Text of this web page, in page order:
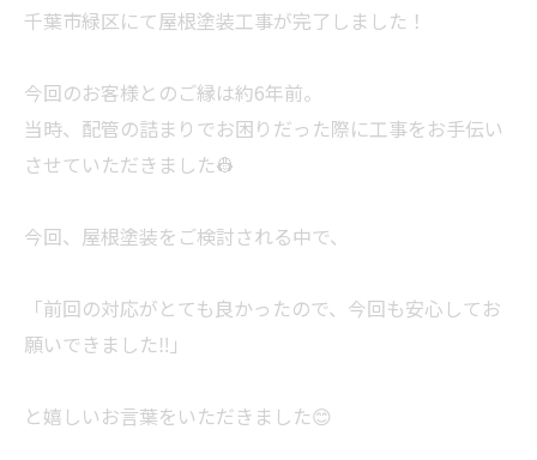
千葉市緑区にて屋根塗装工事が完了しました！
今回のお客様とのご縁は約6年前。
当時、配管の詰まりでお困りだった際に工事をお手伝い
させていただきました👷
今回、屋根塗装をご検討される中で、
「前回の対応がとても良かったので、今回も安心してお
願いできました‼️」
と嬉しいお言葉をいただきました😊